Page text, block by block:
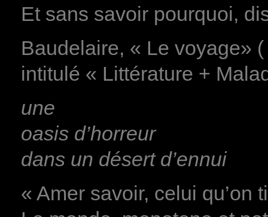
Et sans savoir pourquoi,
Baudelaire, « Le voyage»
intitulé « Littérature +
une
oasis d’horreur
dans un désert d’ennui
« Amer savoir, celui qu’on